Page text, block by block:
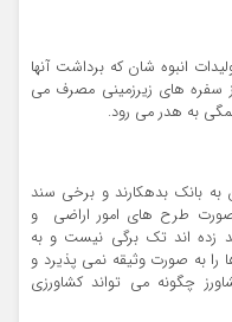
انبوه شان که برداشت آنها
سفره های زیرزمینی مصرف می
به هدر می رود.
به بانک بدهکارند و برخی سند
صورت طرح های امور اراضی و
زده اند تک برگی نیست و به
به صورت وثیقه نمی پذیرد و
چگونه می تواند کشاورزی